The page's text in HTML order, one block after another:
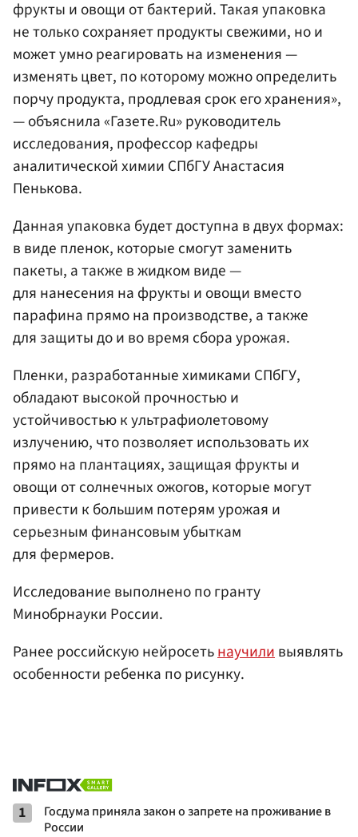
фрукты и овощи от бактерий. Такая упаковка
не только сохраняет продукты свежими, но и
может умно реагировать на изменения —
изменять цвет, по которому можно определить
порчу продукта, продлевая срок его хранения»,
— объяснила «Газете.Ru» руководитель
исследования, профессор кафедры
аналитической химии СПбГУ Анастасия
Пенькова.
Данная упаковка будет доступна в двух формах:
в виде пленок, которые смогут заменить
пакеты, а также в жидком виде —
для нанесения на фрукты и овощи вместо
парафина прямо на производстве, а также
для защиты до и во время сбора урожая.
Пленки, разработанные химиками СПбГУ,
обладают высокой прочностью и
устойчивостью к ультрафиолетовому
излучению, что позволяет использовать их
прямо на плантациях, защищая фрукты и
овощи от солнечных ожогов, которые могут
привести к большим потерям урожая и
серьезным финансовым убыткам
для фермеров.
Исследование выполнено по гранту
Минобрнауки России.
Ранее российскую нейросетьнаучиливыявлять
особенности ребенка по рисунку.
1
Госдума приняла закон о запрете на проживание в
России